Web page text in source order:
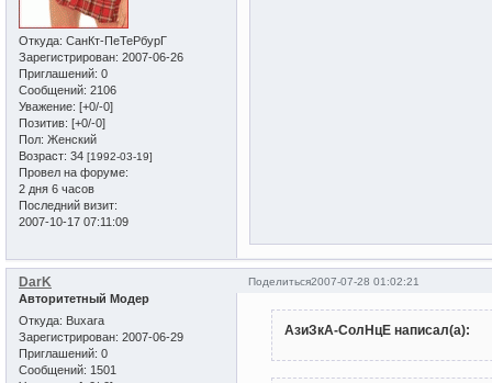
Откуда: СанКт-ПеТеРбурГ
Зарегистрирован: 2007-06-26
Приглашений: 0
Сообщений: 2106
Уважение: [+0/-0]
Позитив: [+0/-0]
Пол: Женский
Возраст: 34 [1992-03-19]
Провел на форуме:
2 дня 6 часов
Последний визит:
2007-10-17 07:11:09
Поделиться2007-07-28 01:02:21
DarK
Авторитетный Модер
Откуда: Buxara
Зарегистрирован: 2007-06-29
Приглашений: 0
Сообщений: 1501
АзиЗкА-СолНцЕ написал(а):